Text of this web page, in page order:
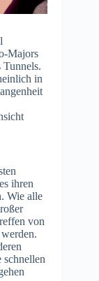
Majors
Tunnels.
in
ihren
Wie alle
von